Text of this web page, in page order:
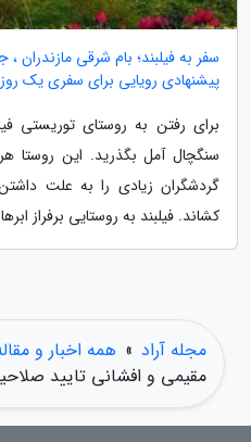
سفر به فیلبند؛ بام شرقی مازندران ،
پیشنهادی رویایی برای سفری یک
برای رفتن به روستای توریستی
سنگچال آمل بگذرید. این روستا
گردشگران زیادی را به علت
کشاند. فیلبند به روستایی برفراز
مجله آراد » همه اخبار و
مقیمی و افشانی تایید